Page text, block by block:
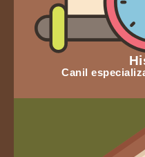
Canil